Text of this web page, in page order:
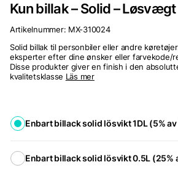
Kun billak – Solid – Løsvægt
Artikelnummer: MX-310024
Solid billak til personbiler eller andre
eksperter efter dine ønsker eller farvekode/
Disse produkter giver en finish i den
kvalitetsklasse Läs mer
Enbart billack solid lösvikt 1DL (5%
Enbart billack solid lösvikt 0.5L (25%